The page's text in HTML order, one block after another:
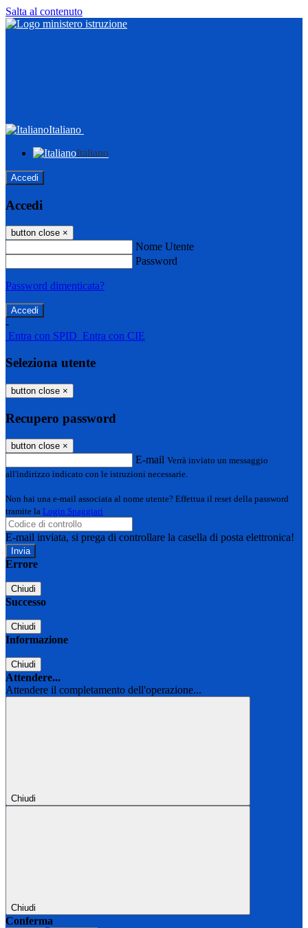
Salta al contenuto
Italiano
Italiano
Accedi
Accedi
button close ×
Nome Utente
Password
Password dimenticata?
-
Entra con SPID Entra con CIE
Seleziona utente
button close ×
Recupero password
button close ×
E-mail Verrà inviato un messaggio
all'indirizzo indicato con le istruzioni necessarie.
Non hai una e-mail associata al nome utente? Effettua il reset della password
tramite la Login Spaggiari
E-mail inviata, si prega di controllare la casella di posta elettronica!
Errore
Chiudi
Successo
Chiudi
Informazione
Chiudi
Attendere...
Attendere il completamento dell'operazione...
Chiudi
Chiudi
Conferma